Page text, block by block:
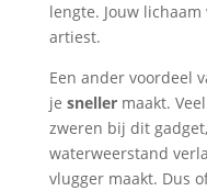
lengte. Jouw
artiest.
Een ander voordeel
je snellermaakt.
zweren bij dit
waterweerstand
vlugger maakt. Dus